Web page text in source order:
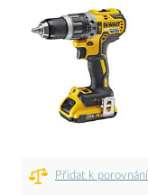
Přidat k porovnání